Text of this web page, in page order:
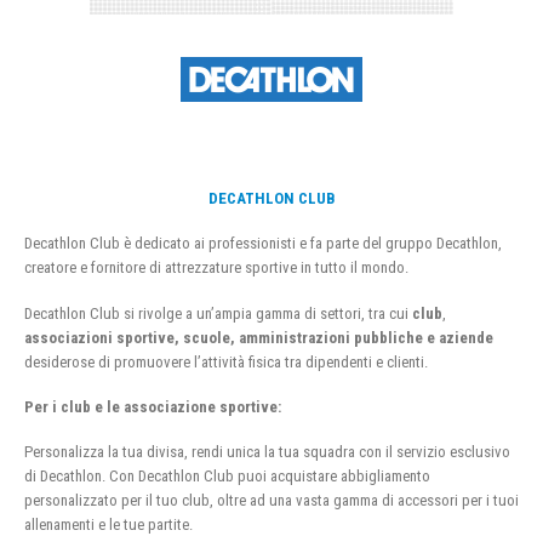
DECATHLON CLUB
Decathlon Club è dedicato ai professionisti e fa parte del gruppo Decathlon,
creatore e fornitore di attrezzature sportive in tutto il mondo.
Decathlon Club si rivolge a un’ampia gamma di settori, tra cui club
associazioni sportive, scuole, amministrazioni pubbliche e aziende
desiderose di promuovere l’attività fisica tra dipendenti e clienti.
Per i club e le associazione sportive:
Personalizza la tua divisa, rendi unica la tua squadra con il servizio esclusivo
di Decathlon. Con Decathlon Club puoi acquistare abbigliamento
personalizzato per il tuo club, oltre ad una vasta gamma di accessori per i tuoi
allenamenti e le tue partite.